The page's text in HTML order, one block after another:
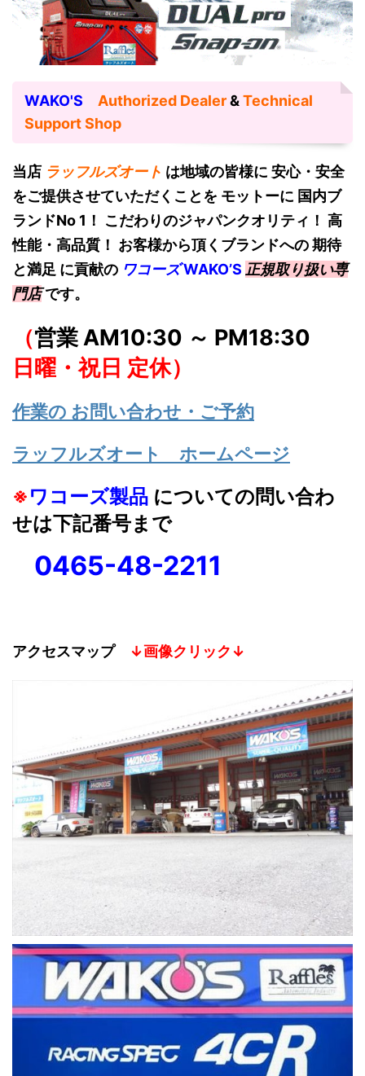
WAKO'S Authorized Dealer&Technical
Support Shop
当店 ラッフルズオート は地域の皆様に 安心・安全
をご提供させていただくことを モットーに 国内ブ
ランドNo 1！ こだわりのジャパンクオリティ！ 高
性能・高品質！ お客様から頂くブランドへの 期待
と満足 に貢献の ワコーズWAKO’S 正規取り扱い専
門店です。
（営業 AM10:30 ～ PM18:30
日曜・祝日 定休）
作業の お問い合わせ・ご予約
ラッフルズオート ホームページ
※ワコーズ製品 についての問い合わ
せは下記番号まで
0465-48-2211
アクセスマップ ↓画像クリック↓